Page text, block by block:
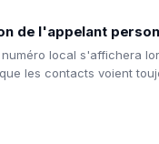
de l'appelant
local s'affichera
les contacts voient